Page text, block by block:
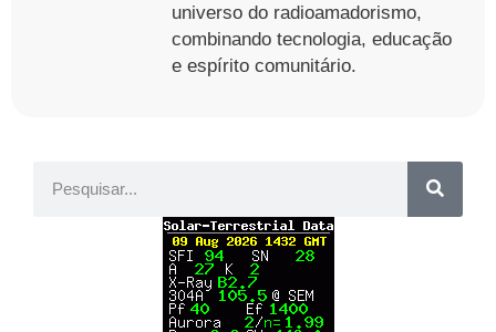
universo do radioamadorismo,
combinando tecnologia, educação
e espírito comunitário.